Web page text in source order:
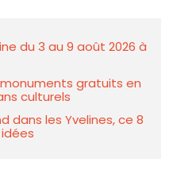
du 3 au 9 août 2026 à
gratuits en
culturels
dans les Yvelines, ce 8